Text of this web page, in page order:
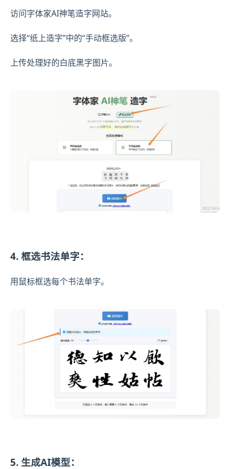
访问字体家AI神笔造字网站。
选择“纸上造字”中的“手动框选版”。
上传处理好的白底黑字图片。
4. 框选书法单字：
用鼠标框选每个书法单字。
5. 生成AI模型：